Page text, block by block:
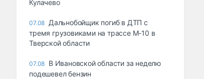
Кулачево
07.08 Дальнобойщик погиб в ДТП с
тремя грузовиками на трассе М-10 в
Тверской области
07.08 В Ивановской области за неделю
подешевел бензин